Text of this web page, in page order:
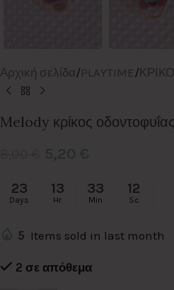
Αρχική σελίδα/PLAYTIME/
Melody κρίκος οδοντοφυΐας
23
Days
13
Hr
33
Min
12
Sc
5 Items sold in last month
2 σε απόθεμα